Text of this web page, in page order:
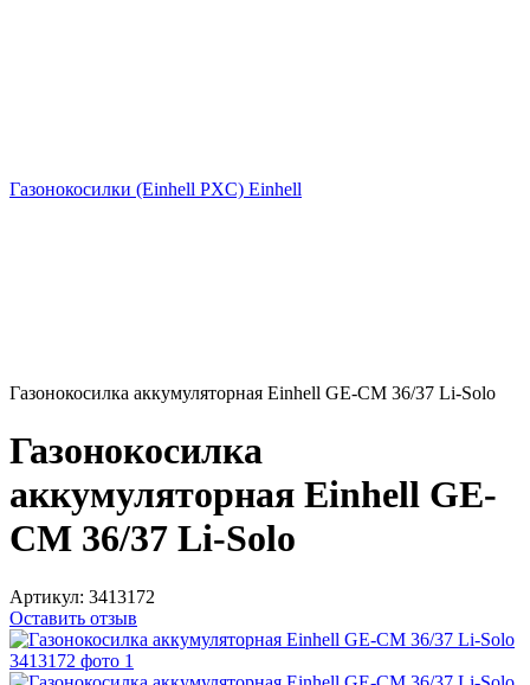
Газонокосилки (Einhell PXC) Einhell
Газонокосилка аккумуляторная Einhell GE-CM 36/37 Li-Solo
Газонокосилка
аккумуляторная Einhell GE-
CM 36/37 Li-Solo
Артикул: 3413172
Оставить отзыв